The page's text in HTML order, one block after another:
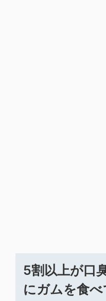
5割以上が口
にガムを食べ